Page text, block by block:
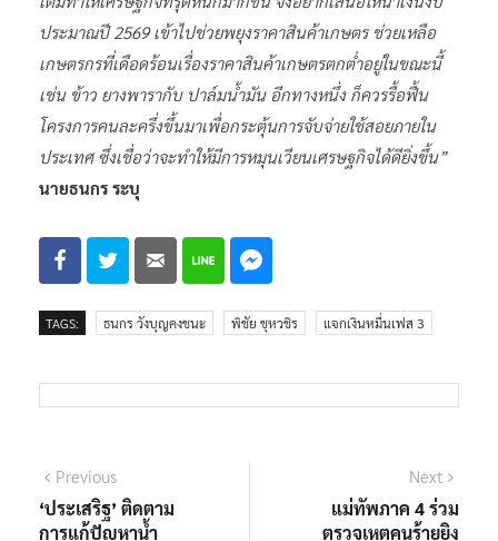
ประมาณปี 2569 เข้าไปช่วยพยุงราคาสินค้าเกษตร ช่วยเหลือ
เกษตรกรที่เดือดร้อนเรื่องราคาสินค้าเกษตรตกต่ำอยู่ในขณะนี้
เช่น ข้าว ยางพารากับ ปาล์มน้ำมัน อีกทางหนึ่ง ก็ควรรื้อฟื้น
โครงการคนละครึ่งขึ้นมาเพื่อกระตุ้นการจับจ่ายใช้สอยภายใน
ประเทศ ซึ่งเชื่อว่าจะทำให้มีการหมุนเวียนเศรษฐกิจได้ดียิ่งขึ้น”
นายธนกร ระบุ
TAGS: ธนกร วังบุญคงชนะ พิชัย ชุหวชิร แจกเงินหมื่นเฟส 3
แนะแนว
เรื่อง
Previous
post:
‘ประเสริฐ’ ติดตาม
การแก้ปัญหาน้ำ
Next
แม่ทัพภาค 4 ร่วม
ตรวจเหตุคนร้ายยิง